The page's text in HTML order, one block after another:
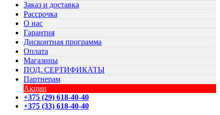
Заказ и доставка
Рассрочка
О нас
Гарантия
Дисконтная программа
Оплата
Магазины
ПОД. СЕРТИФИКАТЫ
Партнерам
Акции
+375 (29) 618-40-40
+375 (33) 618-40-40